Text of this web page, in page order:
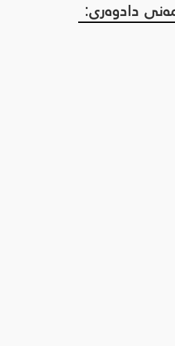
دادوەری: